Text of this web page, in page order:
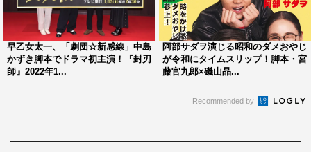
あみ。太一とひかりの息子・田宮稔役に子役の今泉雄土
哉。
太一の母親・田宮清子役に三田佳子。唯一の戦争体験者で
ある彼女は、認知症が出始めているが、タイムスリップし
た先の昭和19年では清子の記憶が太一たちの頼りに。
デューサー・寺本真臣役に勝地涼。
早乙女太一、「劇団☆新感線」中島
かずき脚本でドラマ初主演！『封刃
師』2022年1...
阿部サダヲ演じる昭和のダメおやじ
が令和にタイムスリップ！脚本・宮
藤官九郎×磯山晶...
Recommended by